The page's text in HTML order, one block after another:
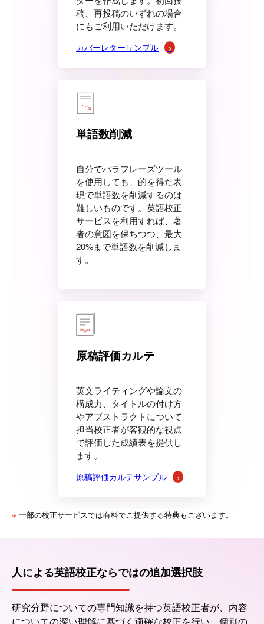
稿、再投稿のいずれの場合
にもご利用いただけます。
カバーレターサンプル
単語数削減
自分でパラフレーズツール
を使用しても、的を得た表
現で単語数を削減するのは
難しいものです。英語校正
サービスを利用すれば、著
者の意図を保ちつつ、最大
20%まで単語数を削減しま
す。
原稿評価カルテ
英文ライティングや論文の
構成力、タイトルの付け方
やアブストラクトについて
担当校正者が客観的な視点
で評価した成績表を提供し
ます。
原稿評価カルテサンプル
※ 一部の校正サービスでは有料でご提供する特典もございます。
人による英語校正ならではの追加選択肢
研究分野についての専門知識を持つ英語校正者が、内容